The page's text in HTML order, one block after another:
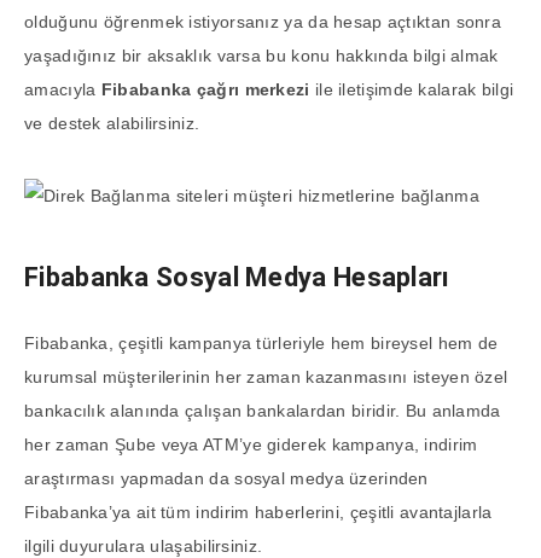
olduğunu öğrenmek istiyorsanız ya da hesap açtıktan sonra
yaşadığınız bir aksaklık varsa bu konu hakkında bilgi almak
amacıyla Fibabanka çağrı merkezi ile iletişimde kalarak bilgi
ve destek alabilirsiniz.
Fibabanka Sosyal Medya Hesapları
Fibabanka, çeşitli kampanya türleriyle hem bireysel hem de
kurumsal müşterilerinin her zaman kazanmasını isteyen özel
bankacılık alanında çalışan bankalardan biridir. Bu anlamda
her zaman Şube veya ATM’ye giderek kampanya, indirim
araştırması yapmadan da sosyal medya üzerinden
Fibabanka’ya ait tüm indirim haberlerini, çeşitli avantajlarla
ilgili duyurulara ulaşabilirsiniz.